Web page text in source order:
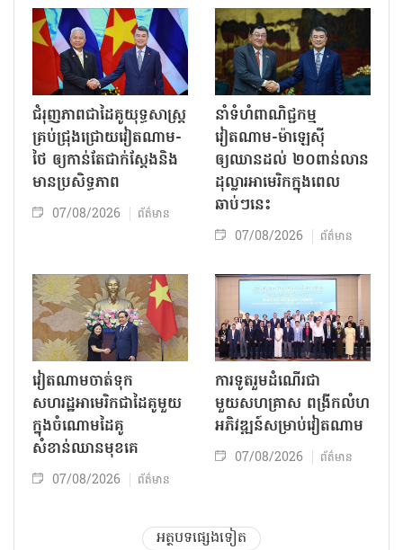
ជំរុញភាពជាដៃគូយុទ្ធសាស្ត្រ
គ្រប់ជ្រុងជ្រោយវៀតណាម-
ថៃ ឲ្យកាន់តែជាក់ស្ដែងនិង
មានប្រសិទ្ធភាព
07/08/2026 ព័ត៌មាន
នាំទំហំពាណិជ្ជកម្ម
វៀតណាម-ម៉ាឡេស៊ី
ឲ្យឈានដល់ ២០ពាន់លាន
ដុល្លារអាមេរិកក្នុងពេល
ឆាប់ៗនេះ
07/08/2026 ព័ត៌មាន
វៀតណាមចាត់ទុក
សហរដ្ឋអាមេរិកជាដៃគូមួយ
ក្នុងចំណោមដៃគូ
សំខាន់ឈានមុខគេ
07/08/2026 ព័ត៌មាន
ការទូតរួមដំណើរជា
មួយសហគ្រាស ពង្រីកលំហ
អភិវឌ្ឍន៍សម្រាប់វៀតណាម
07/08/2026 ព័ត៌មាន
អត្ថបទផ្សេងទៀត